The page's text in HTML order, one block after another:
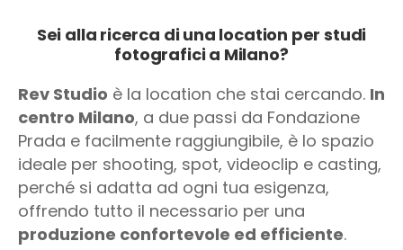
Sei alla ricerca di una location per studi
fotografici a Milano?
Rev Studio è la location che stai cercando. In
centro Milano, a due passi da Fondazione
Prada e facilmente raggiungibile, è lo spazio
ideale per shooting, spot, videoclip e casting,
perché si adatta ad ogni tua esigenza,
offrendo tutto il necessario per una
produzione confortevole ed efficiente.